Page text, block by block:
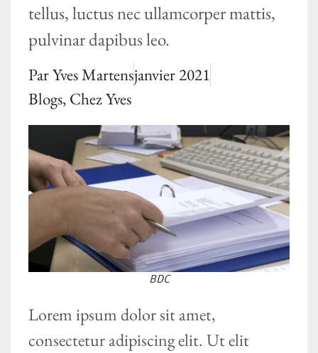
tellus, luctus nec ullamcorper mattis,
pulvinar dapibus leo.
ParYves Martensjanvier 2021
Blogs, Chez Yves
BDC
Lorem ipsum dolor sit amet,
consectetur adipiscing elit. Ut elit